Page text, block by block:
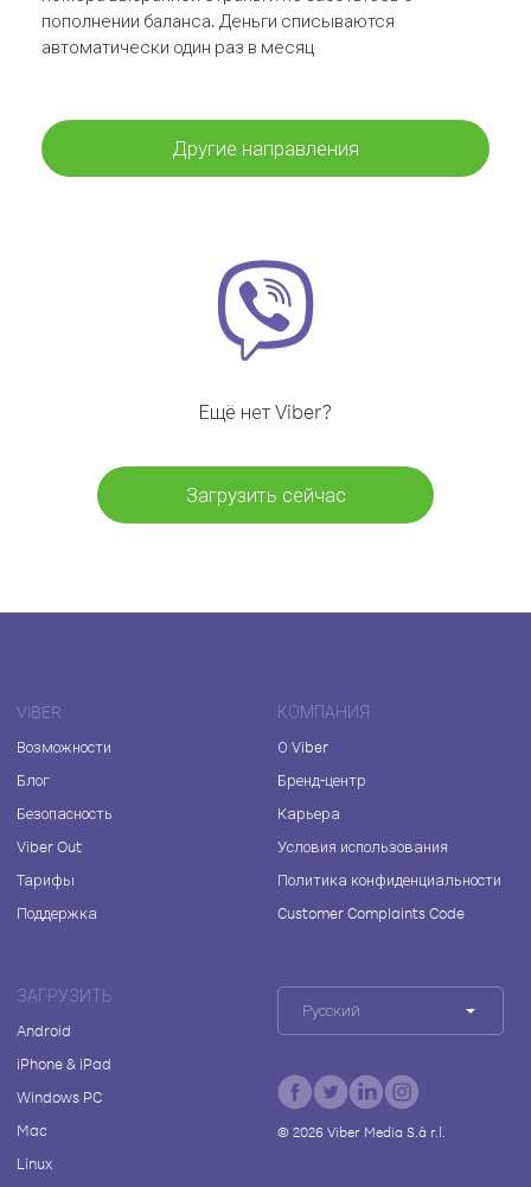
пополнении баланса. Деньги списываются
автоматически один раз в месяц
Другие направления
Ещё нет Viber?
Загрузить сейчас
VIBER
Возможности
Блог
Безопасность
Viber Out
Тарифы
Поддержка
КОМПАНИЯ
О Viber
Бренд-центр
Карьера
Условия использования
Политика конфиденциальности
Customer Complaints Code
ЗАГРУЗИТЬ
Android
iPhone & iPad
Windows PC
Mac
Linux
Русский
© 2026Viber Media S.à r.l.